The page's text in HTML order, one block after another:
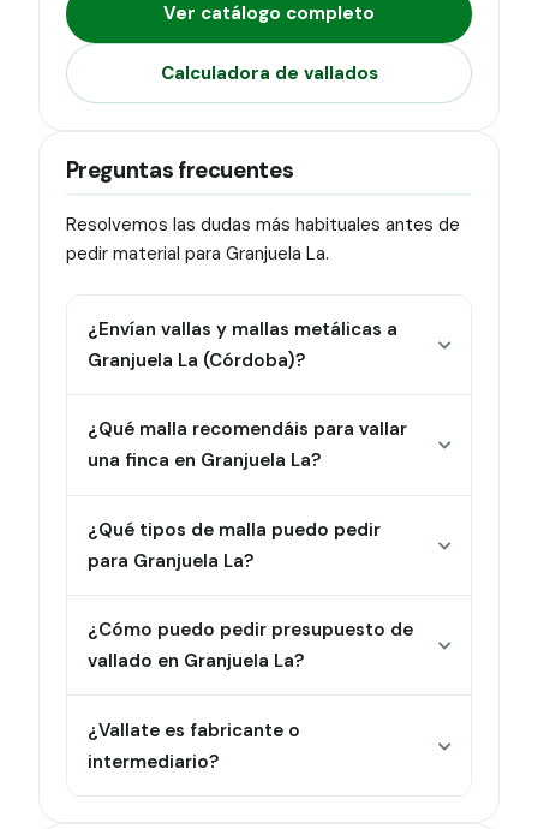
Ver catálogo completo
Calculadora de vallados
Preguntas frecuentes
Resolvemos las dudas más habituales antes de
pedir material para Granjuela La.
¿Envían vallas y mallas metálicas a
Granjuela La (Córdoba)?
¿Qué malla recomendáis para vallar
una finca en Granjuela La?
¿Qué tipos de malla puedo pedir
para Granjuela La?
¿Cómo puedo pedir presupuesto de
vallado en Granjuela La?
¿Vallate es fabricante o
intermediario?